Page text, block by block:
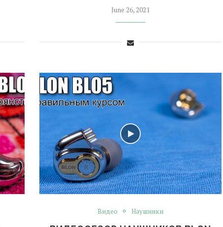
June 26, 2021
Видео Наушники